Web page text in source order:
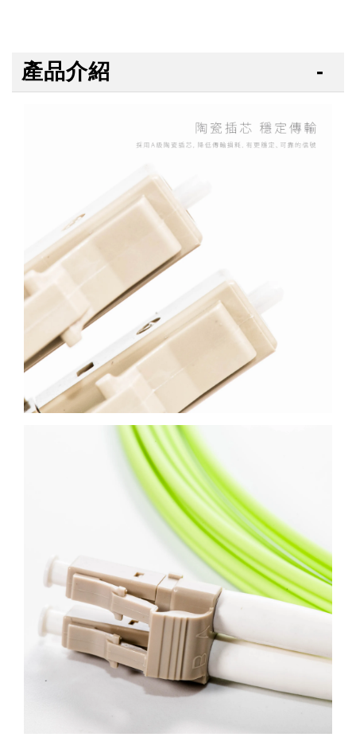
產品介紹